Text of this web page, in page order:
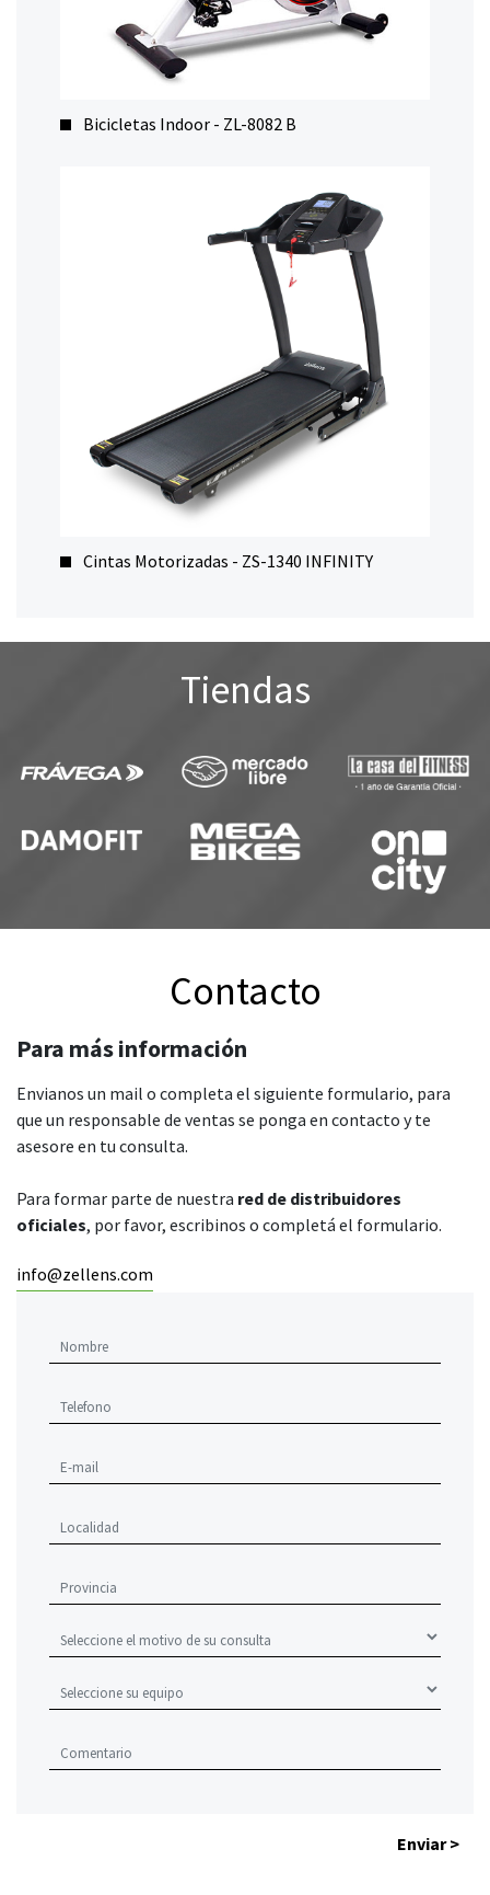
Bicicletas Indoor - ZL-8082 B
Cintas Motorizadas - ZS-1340 INFINITY
Tiendas
Contacto
Para más información
Envianos un mail o completa el siguiente formulario, para
que un responsable de ventas se ponga en contacto y te
asesore en tu consulta.
Para formar parte de nuestra red de distribuidores
oficiales, por favor, escribinos o completá el formulario.
info@zellens.com
Enviar >